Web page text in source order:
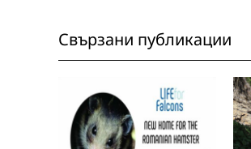
Свързани публикации